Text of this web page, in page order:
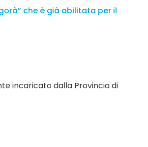
che è già abilitata per il
incaricato dalla Provincia di